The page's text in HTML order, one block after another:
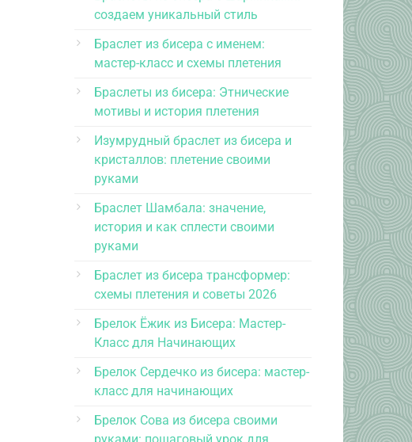
создаем уникальный стиль
Браслет из бисера с именем:
мастер-класс и схемы плетения
Браслеты из бисера: Этнические
мотивы и история плетения
Изумрудный браслет из бисера и
кристаллов: плетение своими
руками
Браслет Шамбала: значение,
история и как сплести своими
руками
Браслет из бисера трансформер:
схемы плетения и советы 2026
Брелок Ёжик из Бисера: Мастер-
Класс для Начинающих
Брелок Сердечко из бисера: мастер-
класс для начинающих
Брелок Сова из бисера своими